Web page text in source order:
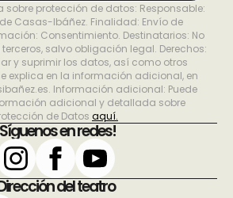
protección de datos: Responsable:
Casas-Ibáñez. Finalidad: Envío de
Consentimiento. Destinatarios: No
salvo obligación legal. Derechos:
y suprimir los datos, así como otros
explica en la información adicional, en
Información adicional: Puede
adicional y detallada sobre
de Datos aquí.
en redes!
del teatro